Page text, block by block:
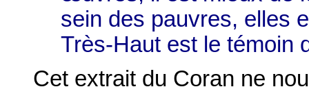
sein des pauvres, elles
Très-Haut est le témoin
Cet extrait du Coran ne